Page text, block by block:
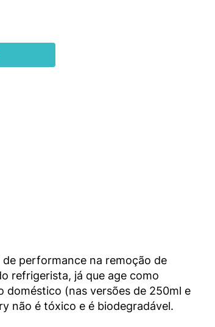
de performance na remoção de
refrigerista, já que age como
doméstico (nas versões de 250ml e
não é tóxico e é biodegradável.